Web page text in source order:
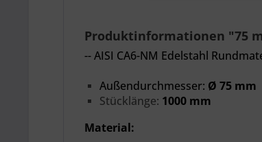
Produktinformationen "75
-- AISI CA6-NM Edelstahl
Außendurchmesser: Ø 75 mm
Stücklänge: 1000 mm
Material: